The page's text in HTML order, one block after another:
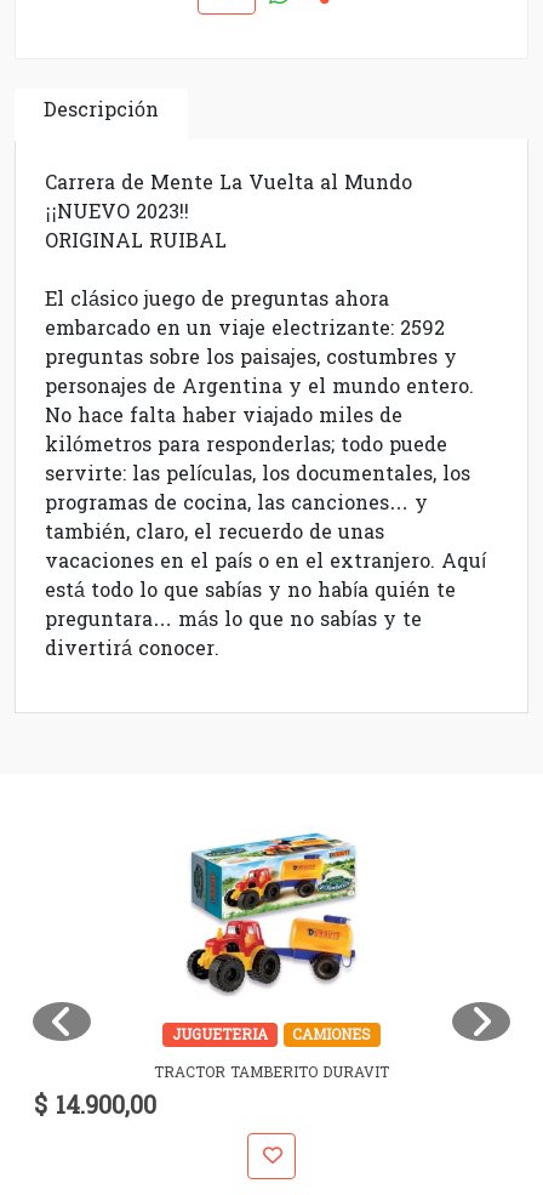
Descripción
Carrera de Mente La Vuelta al Mundo
¡¡NUEVO 2023!!
ORIGINAL RUIBAL
El clásico juego de preguntas ahora
embarcado en un viaje electrizante: 2592
preguntas sobre los paisajes, costumbres y
personajes de Argentina y el mundo entero.
No hace falta haber viajado miles de
kilómetros para responderlas; todo puede
servirte: las películas, los documentales, los
programas de cocina, las canciones… y
también, claro, el recuerdo de unas
vacaciones en el país o en el extranjero. Aquí
está todo lo que sabías y no había quién te
preguntara… más lo que no sabías y te
divertirá conocer.
JUGUETERIA
CAMIONES
TRACTOR TAMBERITO DURAVIT
$ 14.900,00